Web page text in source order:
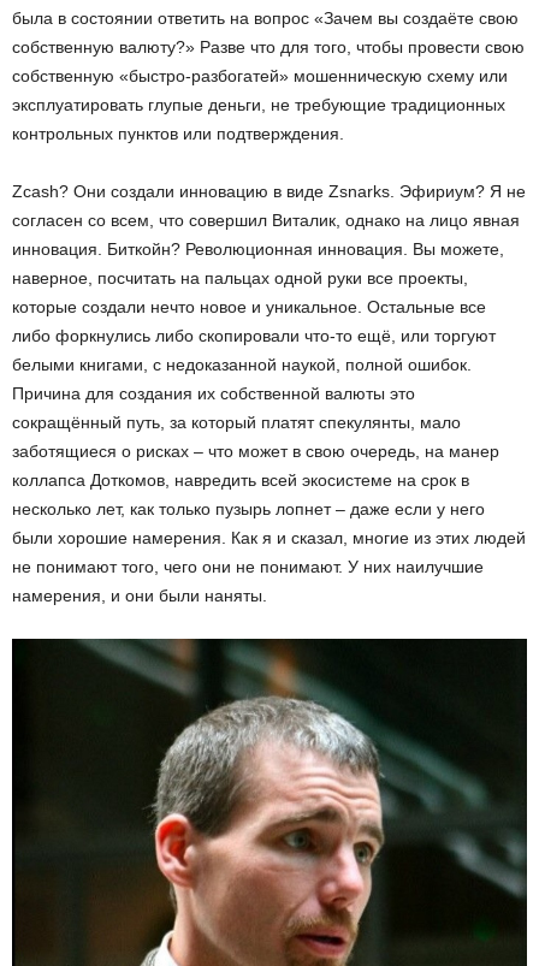
была в состоянии ответить на вопрос «Зачем вы создаёте свою
собственную валюту?» Разве что для того, чтобы провести свою
собственную «быстро-разбогатей» мошенническую схему или
эксплуатировать глупые деньги, не требующие традиционных
контрольных пунктов или подтверждения.
Zcash? Они создали инновацию в виде Zsnarks. Эфириум? Я не
согласен со всем, что совершил Виталик, однако на лицо явная
инновация. Биткойн? Революционная инновация. Вы можете,
наверное, посчитать на пальцах одной руки все проекты,
которые создали нечто новое и уникальное. Остальные все
либо форкнулись либо скопировали что-то ещё, или торгуют
белыми книгами, с недоказанной наукой, полной ошибок.
Причина для создания их собственной валюты это
сокращённый путь, за который платят спекулянты, мало
заботящиеся о рисках – что может в свою очередь, на манер
коллапса Доткомов, навредить всей экосистеме на срок в
несколько лет, как только пузырь лопнет – даже если у него
были хорошие намерения. Как я и сказал, многие из этих людей
не понимают того, чего они не понимают. У них наилучшие
намерения, и они были наняты.